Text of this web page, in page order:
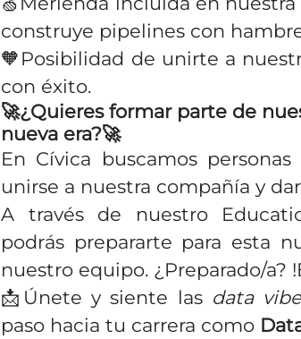
construye pipelines con
🧡Posibilidad de unirte a
con éxito.
🚀¿Quieres formar parte de
nueva era?🚀
En Cívica buscamos
unirse a nuestra compañía y
A través de nuestro
podrás prepararte para esta
nuestro equipo. ¿Preparado/a?
📩Únete y siente las data
paso hacia tu carrera como